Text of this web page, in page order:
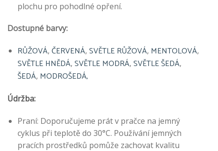
plochu pro pohodlné opření.
Dostupné barvy:
RŮŽOVÁ, ČERVENÁ, SVĚTLE RŮŽOVÁ, MENTOLOVÁ,
SVĚTLE HNĚDÁ, SVĚTLE MODRÁ, SVĚTLE ŠEDÁ,
ŠEDÁ, MODROŠEDÁ,
Údržba:
Praní: Doporučujeme prát v pračce na jemný
cyklus při teplotě do 30°C. Používání jemných
pracích prostředků pomůže zachovat kvalitu